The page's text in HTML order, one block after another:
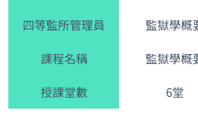
四等監所管理員 監獄學概
課程名稱 監獄學概
授課堂數 6堂